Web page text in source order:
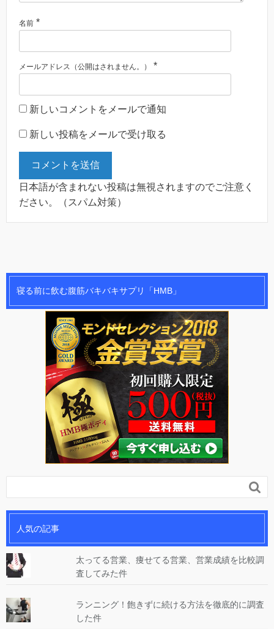
名前 *
メールアドレス（公開はされません。） *
新しいコメントをメールで通知
新しい投稿をメールで受け取る
日本語が含まれない投稿は無視されますのでご注意く
ださい。（スパム対策）
寝る前に飲む腹筋バキバキサプリ「HMB」

人気の記事
太ってる営業、痩せてる営業、営業成績を比較調
査してみた件
ランニング！飽きずに続ける方法を徹底的に調査
した件